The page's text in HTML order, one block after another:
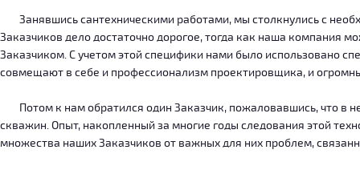
Занявшись сантехническими работами, мы столкнулись с
Заказчиков дело достаточно дорогое, тогда как наша компания
Заказчиком. С учетом этой специфики нами было использовано
совмещают в себе и профессионализм проектировщика, и
Потом к нам обратился один Заказчик, пожаловавшись, что в
скважин. Опыт, накопленный за многие годы следования этой
множества наших Заказчиков от важных для них проблем,